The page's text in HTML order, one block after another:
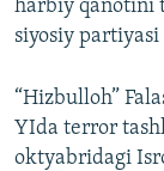
harbiy qanotini
siyosiy
“Hizbulloh”
YIda terror
oktyabridagi